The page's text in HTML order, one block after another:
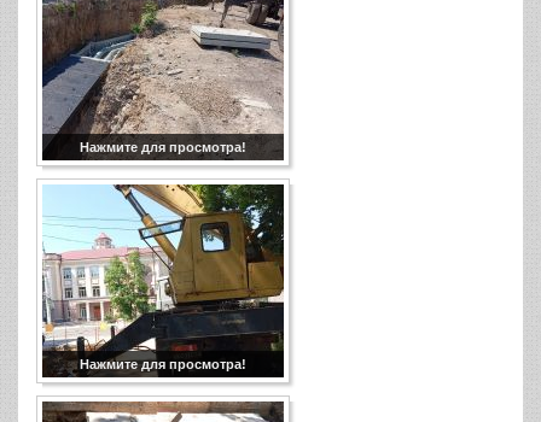
Нажмите для просмотра!
Нажмите для просмотра!